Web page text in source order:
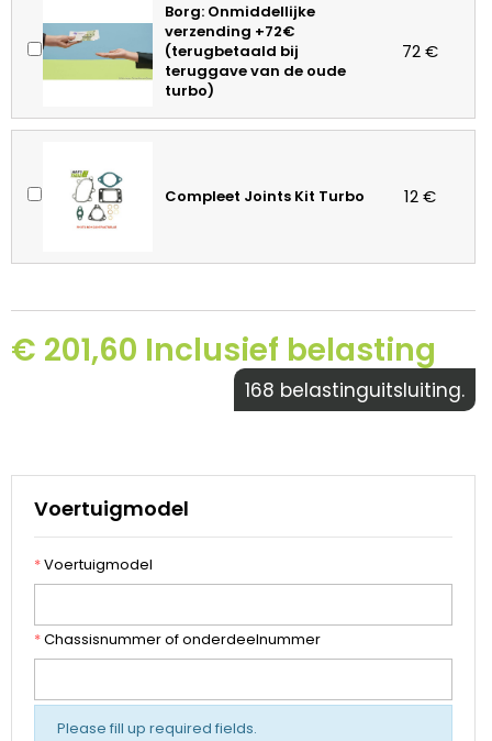
Borg: Onmiddellijke
verzending +72€
(terugbetaald bij
teruggave van de oude
turbo)
72 €
Compleet Joints Kit Turbo 12 €
€ 201,60 Inclusief belasting
168 belastinguitsluiting.
Voertuigmodel
*Voertuigmodel
*Chassisnummer of onderdeelnummer
Please fill up required fields.